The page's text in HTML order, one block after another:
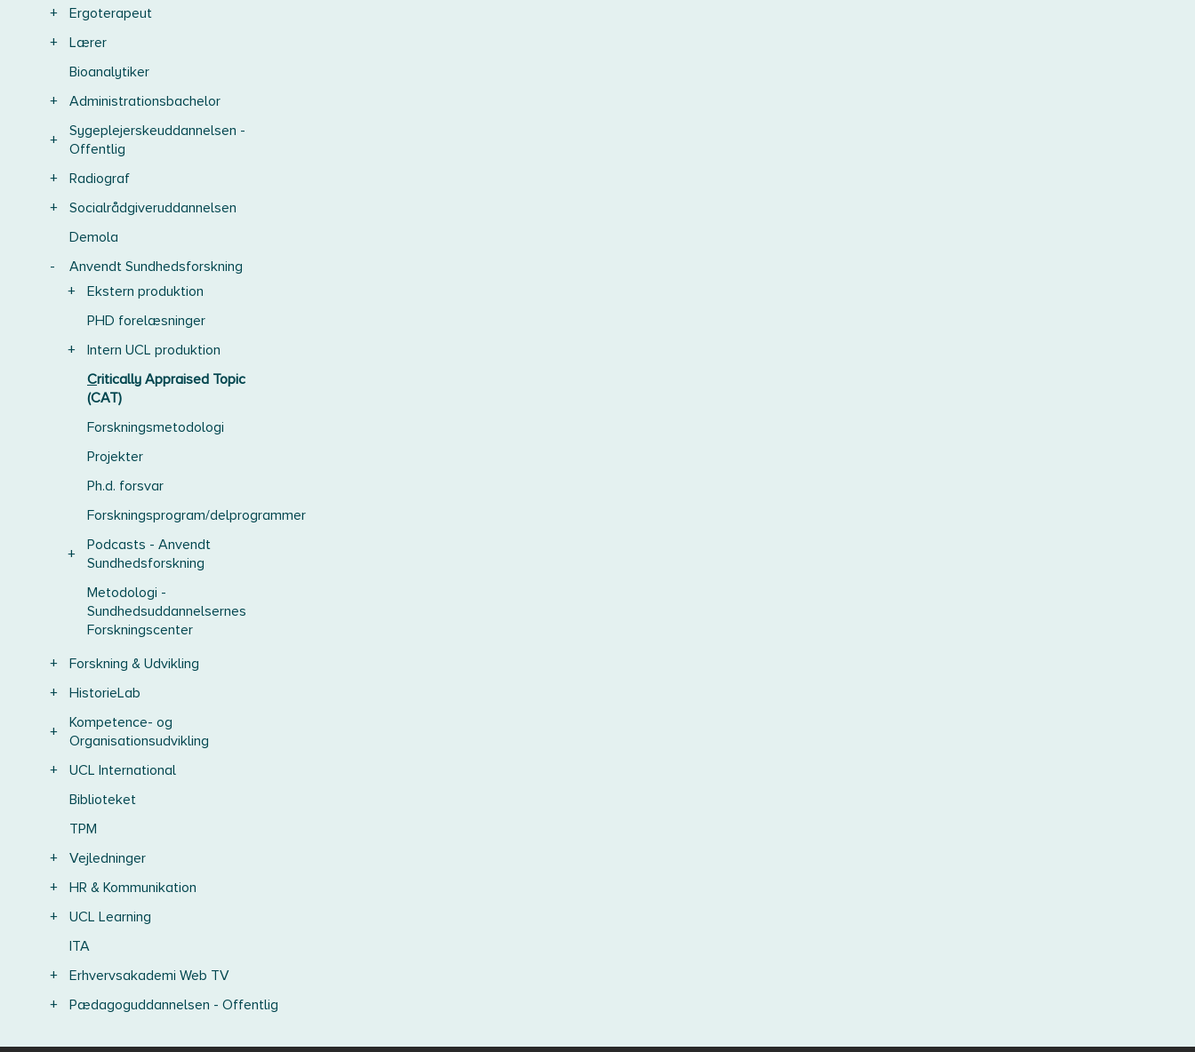
+
Ergoterapeut
+
Lærer
Bioanalytiker
+
Administrationsbachelor
+
Sygeplejerskeuddannelsen -
Offentlig
+
Radiograf
+
Socialrådgiveruddannelsen
Demola
-
Anvendt Sundhedsforskning
+
Ekstern produktion
PHD forelæsninger
+
Intern UCL produktion
Critically Appraised Topic
(CAT)
Forskningsmetodologi
Projekter
Ph.d. forsvar
Forskningsprogram/delprogrammer
+
Podcasts - Anvendt
Sundhedsforskning
Metodologi -
Sundhedsuddannelsernes
Forskningscenter
+
Forskning & Udvikling
+
HistorieLab
+
Kompetence- og
Organisationsudvikling
+
UCL International
Biblioteket
TPM
+
Vejledninger
+
HR & Kommunikation
+
UCL Learning
ITA
+
Erhvervsakademi Web TV
+
Pædagoguddannelsen - Offentlig